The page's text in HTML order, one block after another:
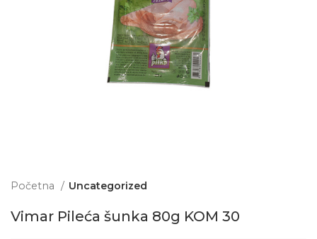
Početna Uncategorized
Vimar Pileća šunka 80g KOM 30